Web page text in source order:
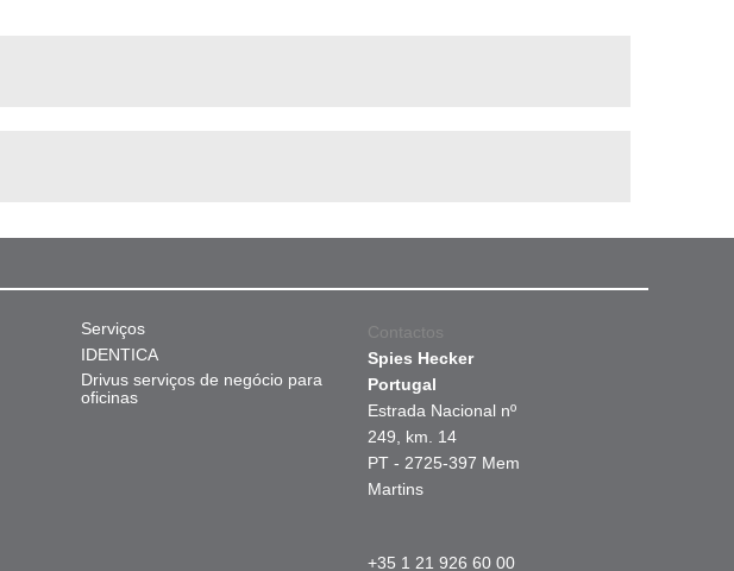
Serviços
IDENTICA
Drivus serviços de negócio para
oficinas
Contactos
Spies Hecker
Portugal
Estrada Nacional nº
249, km. 14
PT - 2725-397 Mem
Martins
+35 1 21 926 60 00